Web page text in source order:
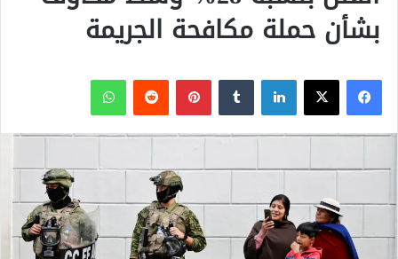
بشأن حملة مكافحة الجريمة
فيسبوك
‫X لينكدإن بينتيريست واتساب